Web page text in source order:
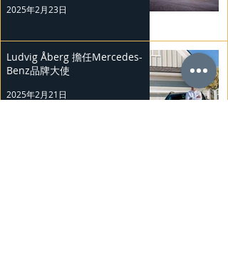
2025年2月23日
Ludvig Åberg 擔任Mercedes-
Benz品牌大使
2025年2月21日